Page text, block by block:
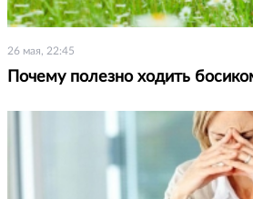
26 мая, 22:45
Почему полезно ходить